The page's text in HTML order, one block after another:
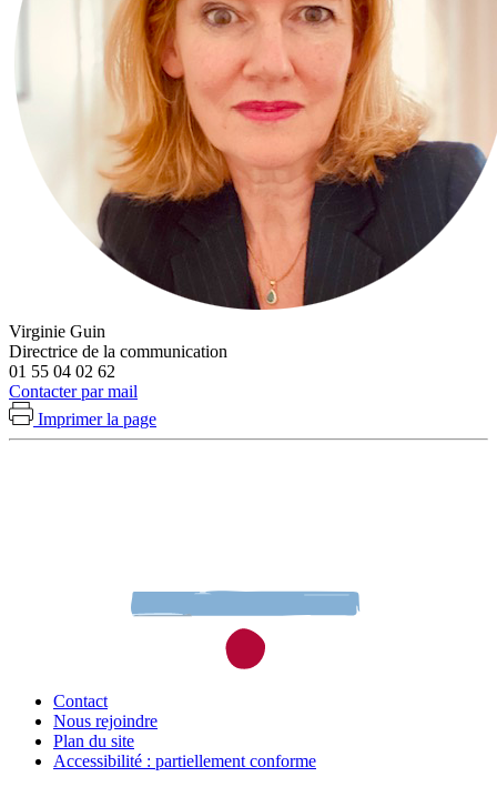
Virginie Guin
Directrice de la communication
01 55 04 02 62
Contacter par mail
Imprimer la page
Contact
Nous rejoindre
Plan du site
Accessibilité : partiellement conforme